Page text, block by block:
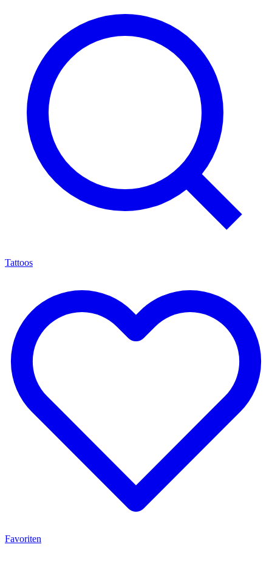
Tattoos
Favoriten